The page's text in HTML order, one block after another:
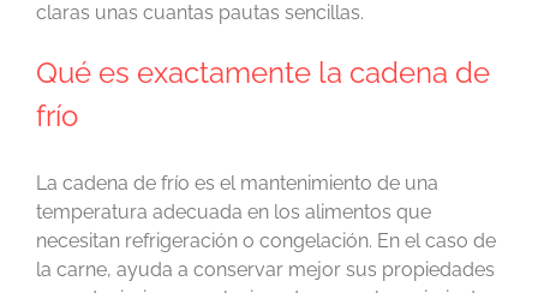
claras unas cuantas pautas sencillas.
Qué es exactamente la cadena de
frío
La cadena de frío es el mantenimiento de una
temperatura adecuada en los alimentos que
necesitan refrigeración o congelación. En el caso de
la carne, ayuda a conservar mejor sus propiedades